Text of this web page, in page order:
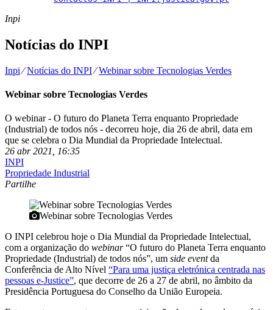
Inpi
Notícias do INPI
Inpi⁄Notícias do INPI⁄Webinar sobre Tecnologias Verdes
Webinar sobre Tecnologias Verdes
O webinar - O futuro do Planeta Terra enquanto Propriedade
(Industrial) de todos nós - decorreu hoje, dia 26 de abril, data em
que se celebra o Dia Mundial da Propriedade Intelectual.
26 abr 2021, 16:35
INPI
Propriedade Industrial
Partilhe
Webinar sobre Tecnologias Verdes
O INPI celebrou hoje o Dia Mundial da Propriedade Intelectual,
com a organização do webinar“O futuro do Planeta Terra enquanto
Propriedade (Industrial) de todos nós”, um side eventda
Conferência de Alto Nível “Para uma justiça eletrónica centrada nas
pessoas e-Justice”, que decorre de 26 a 27 de abril, no âmbito da
Presidência Portuguesa do Conselho da União Europeia.